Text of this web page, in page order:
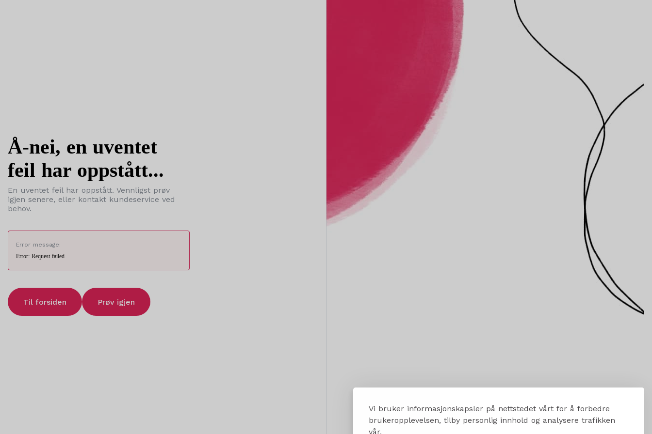
Vi bruker informasjonskapsler på nettstedet vårt for å forbedre
brukeropplevelsen, tilby personlig innhold og analysere trafikken
vår.
Å-nei, en uventet
feil har oppstått...
En uventet feil har oppstått. Vennligst prøv
igjen senere, eller kontakt kundeservice ved
behov.
Error message:
Error: Request failed
Til forsiden Prøv igjen